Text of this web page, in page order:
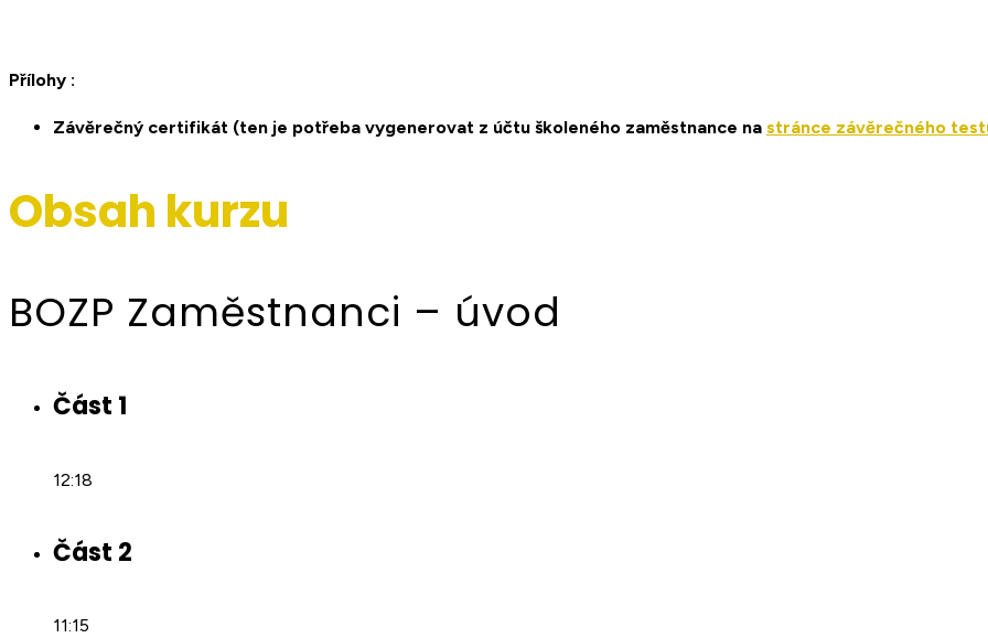
Přílohy :
Závěrečný certifikát (ten je potřeba vygenerovat z účtu školeného zaměstnance na stránce závěrečného
Obsah kurzu
BOZP Zaměstnanci – úvod
Část 1
12:18
Část 2
11:15